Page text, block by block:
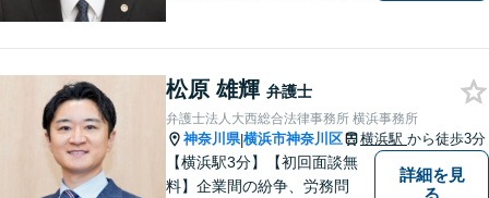
ご相談ください【秘密厳守】
【オンライン相談可】
松原 雄輝 弁護士
弁護士法人大西総合法律事務所 横浜事務所
神奈川県|横浜市神奈川区 横浜駅 から徒歩3分
【横浜駅3分】【初回面談無
料】企業間の紛争、労務問
詳細を見
る